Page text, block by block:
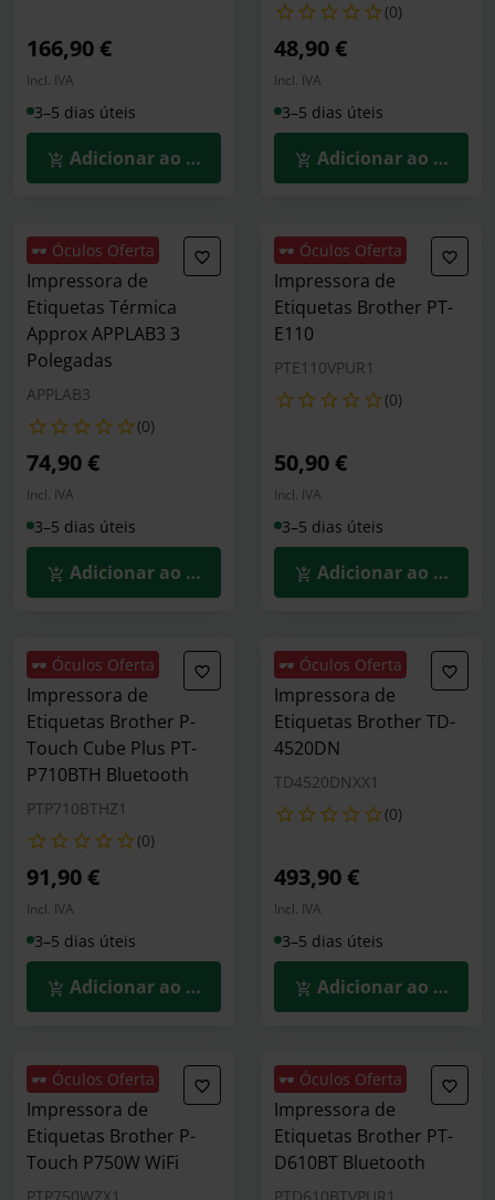
166,90 €
Incl. IVA
3–5 dias úteis
Adicionar ao Carrinho
(0)
48,90 €
Incl. IVA
3–5 dias úteis
Adicionar ao
🕶️ Óculos Oferta
Impressora de
Etiquetas Térmica
Approx APPLAB3 3
Polegadas
APPLAB3
(0)
74,90 €
Incl. IVA
3–5 dias úteis
Adicionar ao Carrinho
🕶️ Óculos Oferta
Impressora de
Etiquetas Brother PT-
E110
PTE110VPUR1
(0)
50,90 €
Incl. IVA
3–5 dias úteis
Adicionar ao
🕶️ Óculos Oferta
Impressora de
Etiquetas Brother P-
Touch Cube Plus PT-
P710BTH Bluetooth
PTP710BTHZ1
(0)
91,90 €
Incl. IVA
3–5 dias úteis
Adicionar ao Carrinho
🕶️ Óculos Oferta
Impressora de
Etiquetas Brother TD-
4520DN
TD4520DNXX1
(0)
493,90 €
Incl. IVA
3–5 dias úteis
Adicionar ao
🕶️ Óculos Oferta
Impressora de
Etiquetas Brother P-
Touch P750W WiFi
🕶️ Óculos Oferta
Impressora de
Etiquetas Brother PT-
D610BT Bluetooth